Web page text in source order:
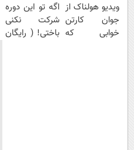
ویدیو هولناک از
جوان کارتن
خوابی که
اگه تو این دوره
شرکت نکنی
باختی! ( رایگان